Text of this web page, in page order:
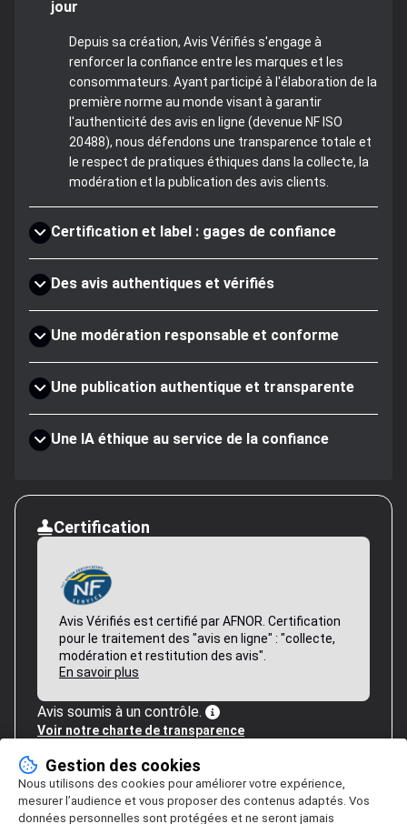
jour
Depuis sa création, Avis Vérifiés s'engage à
renforcer la confiance entre les marques et les
consommateurs. Ayant participé à l'élaboration de la
première norme au monde visant à garantir
l'authenticité des avis en ligne (devenue NF ISO
20488), nous défendons une transparence totale et
le respect de pratiques éthiques dans la collecte, la
modération et la publication des avis clients.
Certification et label : gages de confiance
Des avis authentiques et vérifiés
Une modération responsable et conforme
Une publication authentique et transparente
Une IA éthique au service de la confiance
Certification
Avis Vérifiés est certifié par AFNOR. Certification
pour le traitement des "avis en ligne" : "collecte,
modération et restitution des avis".
En savoir plus
Avis soumis à un contrôle.
Voir notre charte de transparence
Gestion des cookies
Nous utilisons des cookies pour améliorer votre expérience,
mesurer l’audience et vous proposer des contenus adaptés. Vos
données personnelles sont protégées et ne seront jamais